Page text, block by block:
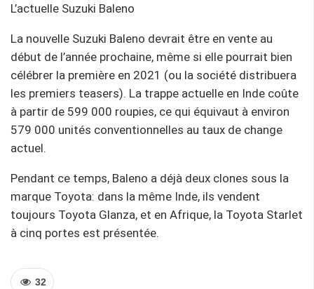
L’actuelle Suzuki Baleno
La nouvelle Suzuki Baleno devrait être en vente au
début de l’année prochaine, même si elle pourrait bien
célébrer la première en 2021 (ou la société distribuera
les premiers teasers). La trappe actuelle en Inde coûte
à partir de 599 000 roupies, ce qui équivaut à environ
579 000 unités conventionnelles au taux de change
actuel.
Pendant ce temps, Baleno a déjà deux clones sous la
marque Toyota: dans la même Inde, ils vendent
toujours Toyota Glanza, et en Afrique, la Toyota Starlet
à cinq portes est présentée.
32